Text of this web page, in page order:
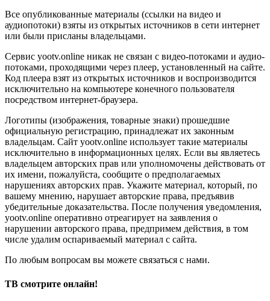
Все опубликованные материалы (ссылки на видео и
аудиопотоки) взяты из открытых источников в сети интернет
или были присланы владельцами.
Сервис yootv.online никак не связан с видео-потоками и аудио-
потоками, проходящими через плеер, установленный на сайте.
Код плеера взят из открытых источников и воспроизводится
исключительно на компьютере конечного пользователя
посредством интернет-браузера.
Логотипы (изображения, товарные знаки) прошедшие
официальную регистрацию, принадлежат их законным
владельцам. Сайт yootv.online использует такие материалы
исключительно в информационных целях. Если вы являетесь
владельцем авторских прав или уполномочены действовать от
их имени, пожалуйста, сообщите о предполагаемых
нарушениях авторских прав. Укажите материал, который, по
вашему мнению, нарушает авторские права, предъявив
убедительные доказательства. После получения уведомления,
yootv.online оперативно отреагирует на заявления о
нарушении авторского права, предпримем действия, в том
числе удалим оспариваемый материал с сайта.
По любым вопросам вы можете связаться с нами.
ТВ смотрите онлайн!